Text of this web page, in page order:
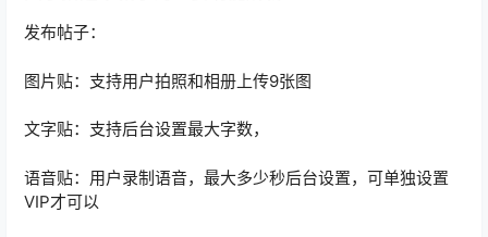
发布帖子：
图片贴：支持用户拍照和相册上传9张图
文字贴：支持后台设置最大字数，
语音贴：用户录制语音，最大多少秒后台设置，可单独设置
VIP才可以